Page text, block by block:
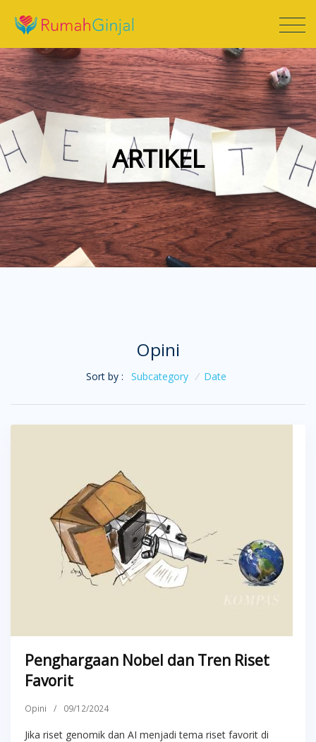
ARTIKEL
Opini
Sort by : Subcategory / Date
Penghargaan Nobel dan Tren Riset
Favorit
Opini / 09/12/2024
Jika riset genomik dan AI menjadi tema riset favorit di